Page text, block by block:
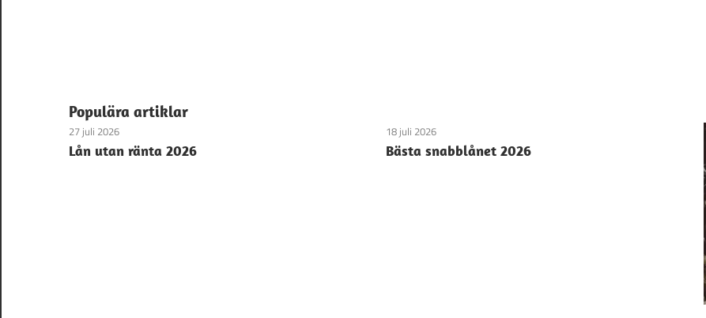
Populära artiklar
27 juli 2026
Lån utan ränta 2026
18 juli 2026
Bästa snabblånet 2026